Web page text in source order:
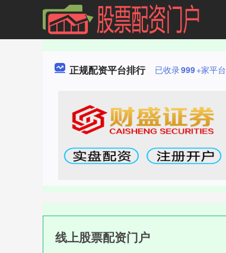
正规配资平台排行 已收录999+家平台
线上股票配资门户